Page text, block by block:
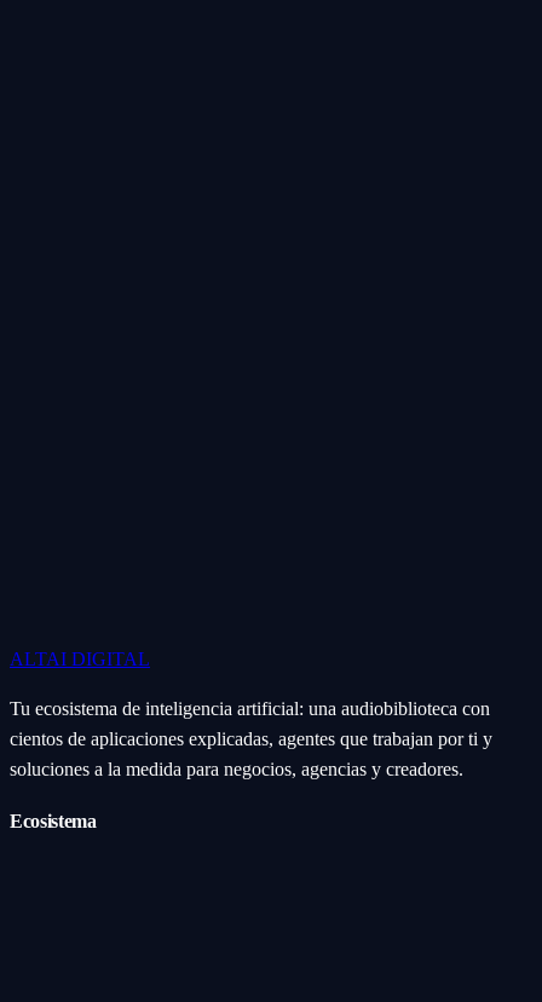
ALTAI DIGITAL
Tu ecosistema de inteligencia artificial: una audiobiblioteca con
cientos de aplicaciones explicadas, agentes que trabajan por ti y
soluciones a la medida para negocios, agencias y creadores.
Ecosistema